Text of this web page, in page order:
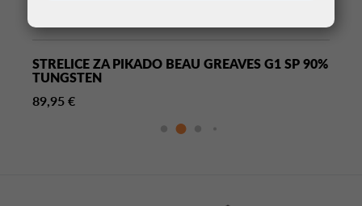
STRELICE ZA PIKADO BEAU GREAVES G1 SP 90%
TUNGSTEN
89,95 €